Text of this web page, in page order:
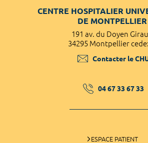
CENTRE HOSPITALIER
DE MONTPELLIER
191 av. du Doyen
34295 Montpellier
Contacter le
04 67 33 67 33
ESPACE PATIENT